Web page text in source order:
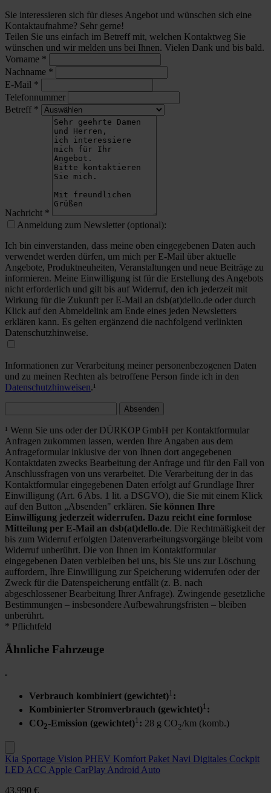
Sie interessieren sich für dieses Angebot und wünschen sich eine
Kontaktaufnahme? Sehr gerne!
Teilen Sie uns einfach im Betreff mit, welchen Kontaktweg Sie
wünschen und wir melden uns bei Ihnen. Vielen Dank und bis bald.
Vorname *
Nachname *
E-Mail *
Telefonnummer
Betreff *
Nachricht *
Anmeldung zum Newsletter (optional):
Ich bin einverstanden, dass meine oben eingegebenen Daten auch
verwendet werden dürfen, um mich per E-Mail über aktuelle
Angebote, Produktneuheiten, Veranstaltungen und neue Beiträge zu
informieren. Meine Einwilligung ist für die Erstellung des Angebots
nicht erforderlich und gilt bis auf Widerruf, den ich jederzeit mit
Wirkung für die Zukunft per E-Mail an dsb(at)dello.de oder durch
Klick auf den Abmeldelink am Ende eines jeden Newsletters
erklären kann. Es gelten ergänzend die nachfolgend verlinkten
Datenschutzhinweise.
Informationen zur Verarbeitung meiner personenbezogenen Daten
und zu meinen Rechten als betroffene Person finde ich in den
Datenschutzhinweisen.¹
Absenden
¹ Wenn Sie uns oder der DÜRKOP GmbH per Kontaktformular
Anfragen zukommen lassen, werden Ihre Angaben aus dem
Anfrageformular inklusive der von Ihnen dort angegebenen
Kontaktdaten zwecks Bearbeitung der Anfrage und für den Fall von
Anschlussfragen von uns verarbeitet. Die Verarbeitung der in das
Kontaktformular eingegebenen Daten erfolgt auf Grundlage Ihrer
Einwilligung (Art. 6 Abs. 1 lit. a DSGVO), die Sie mit einem Klick
auf den Button „Absenden" erklären. Sie können Ihre
Einwilligung jederzeit widerrufen. Dazu reicht eine formlose
Mitteilung per E-Mail an dsb(at)dello.de. Die Rechtmäßigkeit der
bis zum Widerruf erfolgten Datenverarbeitungsvorgänge bleibt vom
Widerruf unberührt. Die von Ihnen im Kontaktformular
eingegebenen Daten verbleiben bei uns, bis Sie uns zur Löschung
auffordern, Ihre Einwilligung zur Speicherung widerrufen oder der
Zweck für die Datenspeicherung entfällt (z. B. nach
abgeschlossener Bearbeitung Ihrer Anfrage). Zwingende gesetzliche
Bestimmungen – insbesondere Aufbewahrungsfristen – bleiben
unberührt.
* Pflichtfeld
Ähnliche Fahrzeuge
Verbrauch kombiniert (gewichtet)1 :
Kombinierter Stromverbrauch (gewichtet)1 :
CO2-Emission (gewichtet)1 : 28 g CO2/km (komb.)
Kia Sportage Vision PHEV Komfort Paket Navi Digitales Cockpit
LED ACC Apple CarPlay Android Auto
43.990 €